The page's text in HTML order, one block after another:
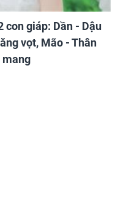
con giáp: Dần - Dậu
vọt, Mão - Thân
mang